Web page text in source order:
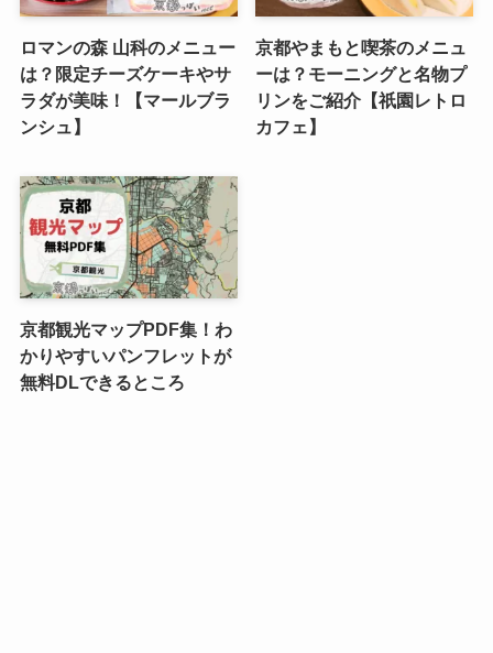
ロマンの森 山科のメニュー
は？限定チーズケーキやサ
ラダが美味！【マールブラ
ンシュ】
京都やまもと喫茶のメニュ
ーは？モーニングと名物プ
リンをご紹介【祇園レトロ
カフェ】
京都観光マップPDF集！わ
かりやすいパンフレットが
無料DLできるところ